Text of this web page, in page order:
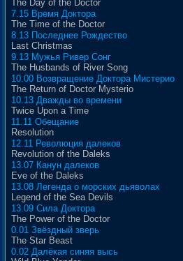
The Day of the Doctor
7.15 Время Доктора
The Time of the Doctor
8.13 Последнее Рождество
Last Christmas
9.13 Мужья Ривер Сонг
The Husbands of River Song
10.00 Возвращение Доктора Мистерио
The Return of Doctor Mysterio
10.13 Дважды во времени
Twice Upon a Time
11.11 Обещание
Resolution
12.11 Революция далеков
Revolution of the Daleks
13.07 Канун далеков
Eve of the Daleks
13.08 Легенда о морских дьяволах
Legend of the Sea Devils
13.09 Сила Доктора
The Power of the Doctor
0.01 Звёздный зверь
The Star Beast
0.02 Далёкая синяя высь